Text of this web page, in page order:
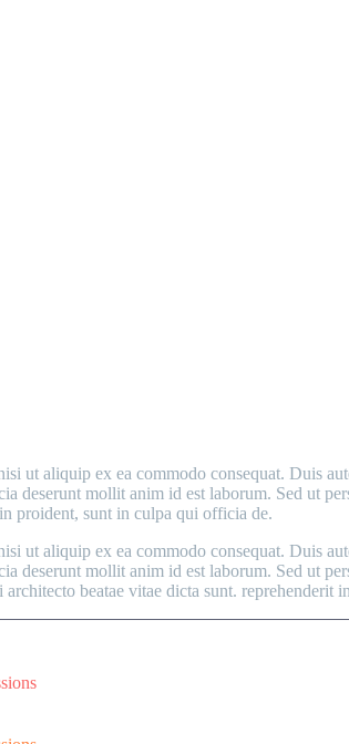
ut aliquip ex ea commodo consequat. Duis
deserunt mollit anim id est laborum. Sed ut
proident, sunt in culpa qui officia de.
ut aliquip ex ea commodo consequat. Duis
deserunt mollit anim id est laborum. Sed ut
beatae vitae dicta sunt. reprehenderit